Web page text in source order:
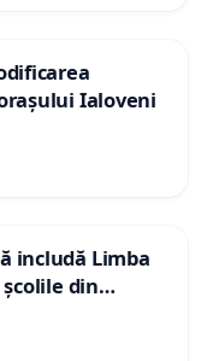
Ialoveni
includă Limba
din